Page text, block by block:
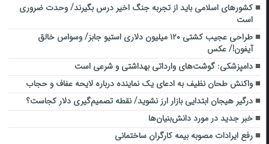
کشورهای اسلامی باید از تجربه جنگ اخیر درس بگیرند/ وحدت ضروری
است
طراحی عجیب کشتی ۱۲۰ میلیون دلاری استیو جابز/ وسواس خالق
آیفون!/ عکس
دامپزشکی: گوشت‌های وارداتی بهداشتی و شرعی است
واکنش طحان‌ نظیف به ادعای یک نماینده درباره لایحه عفاف و حجاب
درگیر هیجان ابتدایی بازار ارز نشوید/ نقطه تصمیم‌گیری دلار کجاست؟
خبر جدید در مورد دانش‌بنیان‌ها
رفع ایرادات مصوبه بیمه کارگران ساختمانی